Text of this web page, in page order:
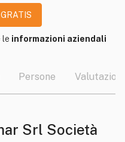
le informazioni aziendali
Persone Valutazioni
Srl Società